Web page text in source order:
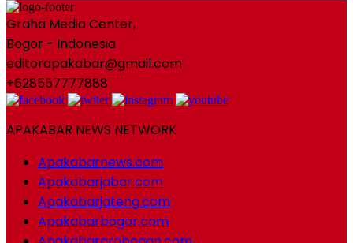
Graha Media Center,
Bogor - Indonesia
editorapakabar@gmail.com
+628557777888
APAKABAR NEWS NETWORK
Apakabarnews.com
Apakabarjabar.com
Apakabarjateng.com
Apakabarbogor.com